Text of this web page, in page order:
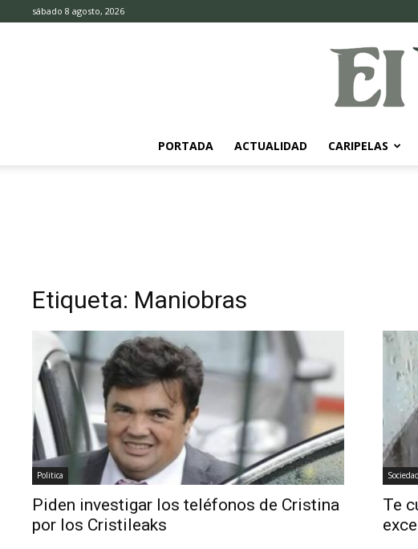
sábado 8 agosto, 2026
PORTADA ACTUALIDAD CARIPELAS
Etiqueta: Maniobras
Politica
Piden investigar los teléfonos de Cristina
por los Cristileaks
Sociedad
Te